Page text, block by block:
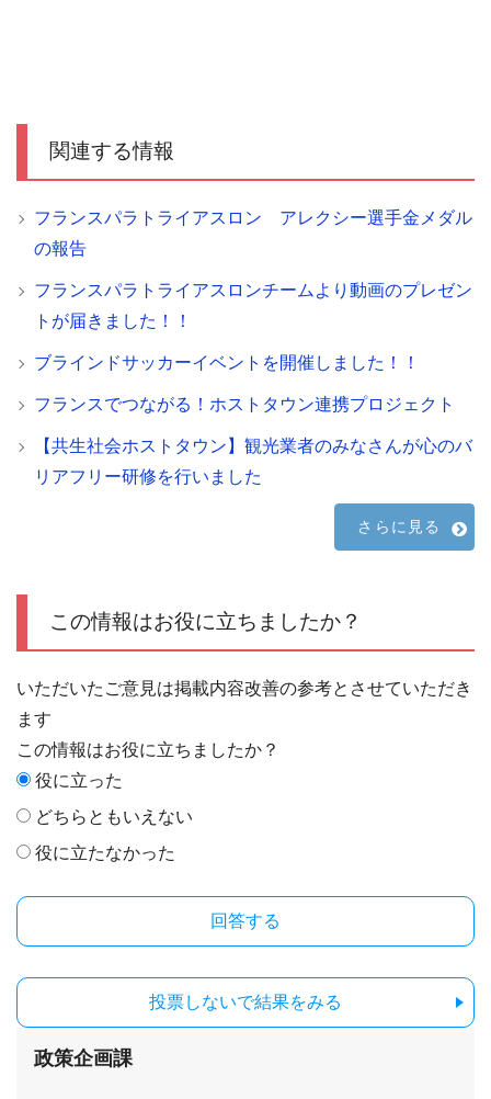
関連する情報
フランスパラトライアスロン アレクシー選手金メダル
の報告
フランスパラトライアスロンチームより動画のプレゼン
トが届きました！！
ブラインドサッカーイベントを開催しました！！
フランスでつながる！ホストタウン連携プロジェクト
【共生社会ホストタウン】観光業者のみなさんが心のバ
リアフリー研修を行いました
さらに見る
この情報はお役に立ちましたか？
いただいたご意見は掲載内容改善の参考とさせていただき
ます
この情報はお役に立ちましたか？
役に立った
どちらともいえない
役に立たなかった
投票しないで結果をみる
政策企画課